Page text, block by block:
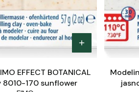
EFFECT BOTANICAL
8010-170 sunflower